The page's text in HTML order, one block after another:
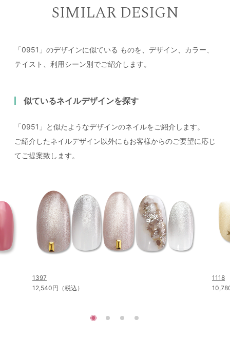
SIMILAR DESIGN
「0951」のデザインに似ている ものを、デザイン、カラー、
テイスト、利用シーン別でご紹介します。
似ているネイルデザインを探す
「0951」と似たようなデザインのネイルをご紹介します。
ご紹介したネイルデザイン以外にもお客様からのご要望に応じ
てご提案致します。
1397
12,540円（税込）
1118